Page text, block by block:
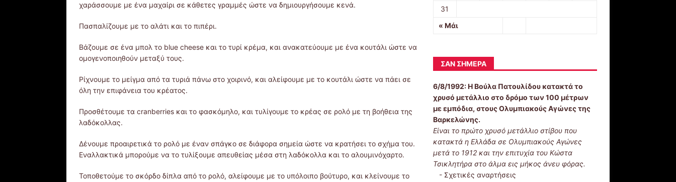
χαράσσουμε με ένα μαχαίρι σε κάθετες γραμμές ώστε να δημιουργήσουμε κενά.
Πασπαλίζουμε με το αλάτι και το πιπέρι.
Βάζουμε σε ένα μπολ το blue cheese και το τυρί κρέμα, και ανακατεύουμε με ένα κουτάλι ώστε να
ομογενοποιηθούν μεταξύ τους.
Ρίχνουμε το μείγμα από τα τυριά πάνω στο χοιρινό, και αλείφουμε με το κουτάλι ώστε να πάει σε
όλη την επιφάνεια του κρέατος.
Προσθέτουμε τα cranberries και το φασκόμηλο, και τυλίγουμε το κρέας σε ρολό με τη βοήθεια της
λαδόκολλας.
Δένουμε προαιρετικά το ρολό με έναν σπάγκο σε διάφορα σημεία ώστε να κρατήσει το σχήμα του.
Εναλλακτικά μπορούμε να το τυλίξουμε απευθείας μέσα στη λαδόκολλα και το αλουμινόχαρτο.
Τοποθετούμε το σκόρδο δίπλα από το ρολό, αλείφουμε με το υπόλοιπο βούτυρο, και κλείνουμε το
« Μάι
31
ΣΑΝ ΣΉΜΕΡΑ
6/8/1992:Η Βούλα Πατουλίδου κατακτά το
χρυσό μετάλλιο στο δρόμο των 100 μέτρων
με εμπόδια, στους Ολυμπιακούς Αγώνες της
Βαρκελώνης.
Είναι το πρώτο χρυσό μετάλλιο στίβου που
κατακτά η Ελλάδα σε Ολυμπιακούς Αγώνες
μετά το 1912 και την επιτυχία του Κώστα
Τσικλητήρα στο άλμα εις μήκος άνευ φόρας.
- Σχετικές αναρτήσεις